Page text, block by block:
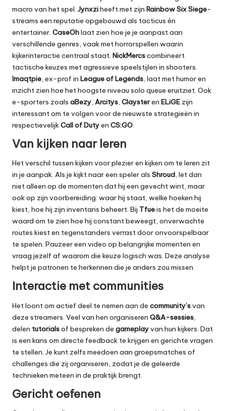
macro van het spel. Jynxziheeft met zijn Rainbow Six Siege-
streams een reputatie opgebouwd als tacticus én
entertainer. CaseOhlaat zien hoe je je aanpast aan
verschillende genres, vaak met horrorspellen waarin
kijkerinteractie centraal staat. NickMercscombineert
tactische keuzes met agressieve speelstijlen in shooters.
Imaqtpie, ex-prof in League of Legends, laat met humor en
inzicht zien hoe het hoogste niveau solo queue eruitziet. Ook
e-sporters zoals aBezy, Arcitys, Claysteren ELiGE zijn
interessant om te volgen voor de nieuwste strategieën in
respectievelijkCall of Dutyen CS:GO.
Van kijken naar leren
Het verschil tussen kijken voor plezier en kijken om te leren zit
in je aanpak. Als je kijkt naar een speler als Shroud, let dan
niet alleen op de momenten dat hij een gevecht wint, maar
ook op zijn voorbereiding: waar hij staat, welke hoeken hij
kiest, hoe hij zijn inventaris beheert. Bij Tfueis het de moeite
waard om te zien hoe hij constant beweegt, onverwachte
routes kiest en tegenstanders verrast door onvoorspelbaar
te spelen. Pauzeer een video op belangrijke momenten en
vraag jezelf af waarom die keuze logisch was. Deze analyse
helpt je patronen te herkennen die je anders zou missen.
Interactie met communities
Het loont om actief deel te nemen aan de community’svan
deze streamers. Veel van hen organiseren Q&A-sessies,
delen tutorialsof bespreken de gameplayvan hun kijkers. Dat
is een kans om directe feedback te krijgen en gerichte vragen
te stellen. Je kunt zelfs meedoen aan groepsmatches of
challenges die zij organiseren, zodat je de geleerde
technieken meteen in de praktijk brengt.
Gericht oefenen